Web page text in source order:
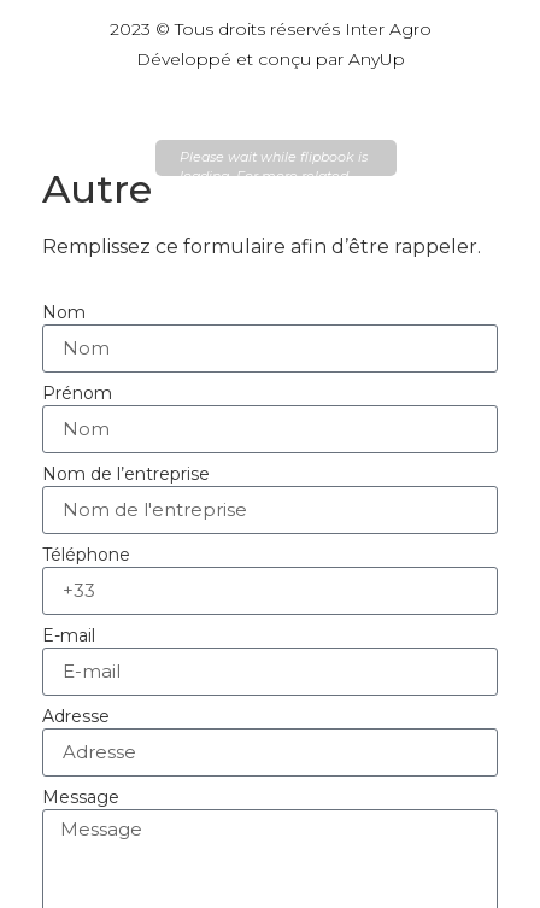
2023 © Tous droits réservés Inter Agro
Développé et conçu par AnyUp
Please wait while flipbook is
loading. For more related
Flipbook Plugin Help
documentation.
Autre
Remplissez ce formulaire afin d’être rappeler.
Nom
Prénom
Nom de l’entreprise
Téléphone
E-mail
Adresse
Message